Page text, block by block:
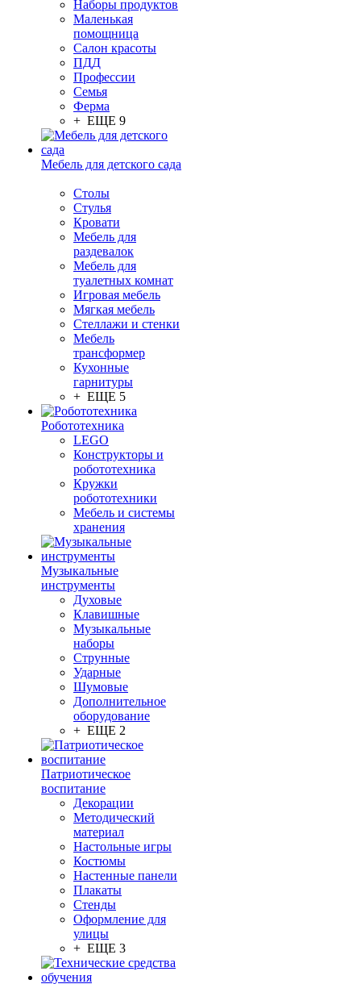
Наборы продуктов
Маленькая
помощница
Салон красоты
ПДД
Профессии
Семья
Ферма
+ ЕЩЕ 9
Мебель для детского сада
Столы
Cтулья
Кровати
Мебель для
раздевалок
Мебель для
туалетных комнат
Игровая мебель
Мягкая мебель
Стеллажи и стенки
Мебель
трансформер
Кухонные
гарнитуры
+ ЕЩЕ 5
Робототехника
LEGO
Конструкторы и
робототехника
Кружки
робототехники
Мебель и системы
хранения
Музыкальные
инструменты
Духовые
Клавишные
Музыкальные
наборы
Струнные
Ударные
Шумовые
Дополнительное
оборудование
+ ЕЩЕ 2
Патриотическое
воспитание
Декорации
Методический
материал
Настольные игры
Костюмы
Настенные панели
Плакаты
Стенды
Оформление для
улицы
+ ЕЩЕ 3